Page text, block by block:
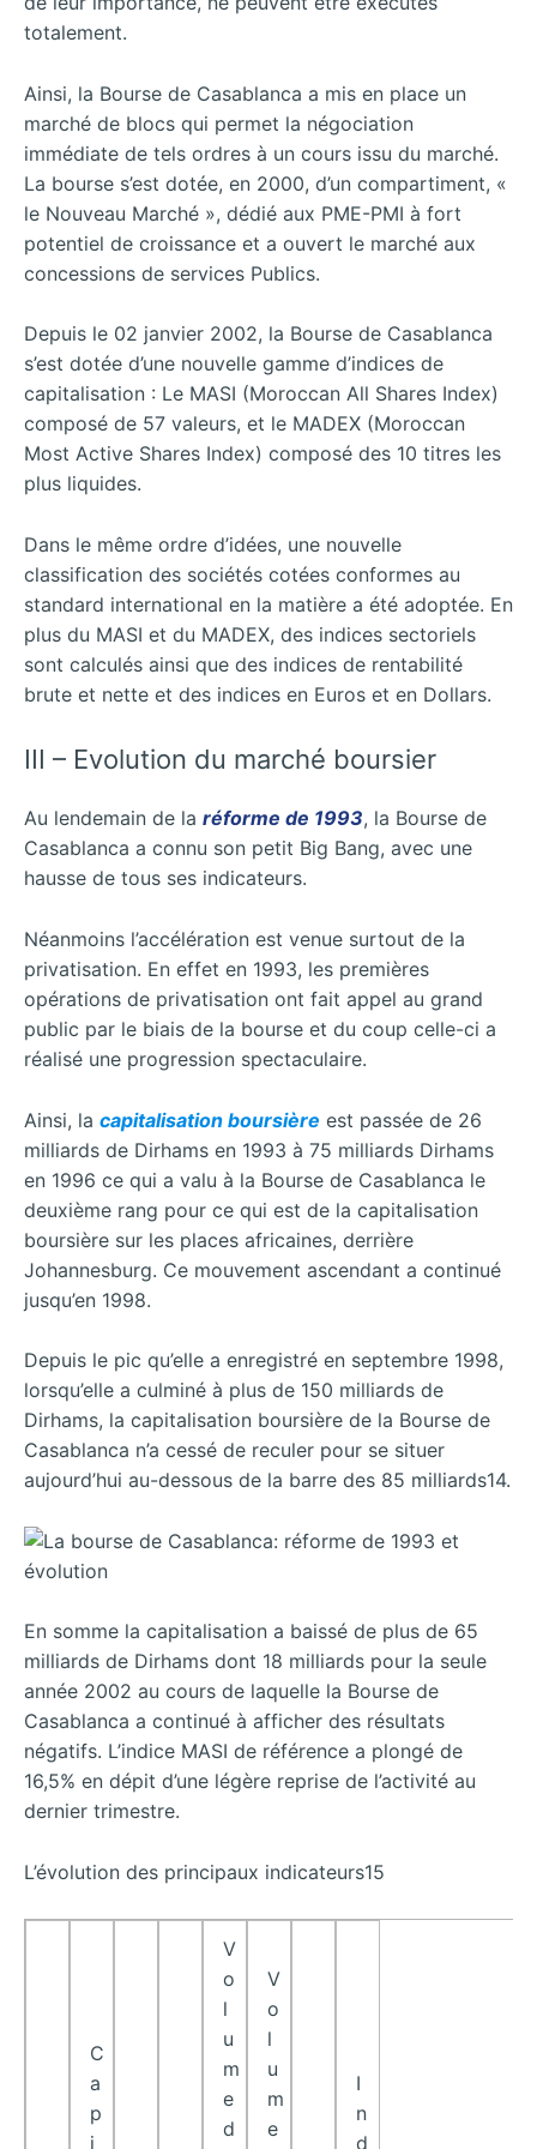
totalement.
Ainsi, la Bourse de Casablanca a mis en place un
marché de blocs qui permet la négociation
immédiate de tels ordres à un cours issu du marché.
La bourse s’est dotée, en 2000, d’un compartiment, «
le Nouveau Marché », dédié aux PME-PMI à fort
potentiel de croissance et a ouvert le marché aux
concessions de services Publics.
Depuis le 02 janvier 2002, la Bourse de Casablanca
s’est dotée d’une nouvelle gamme d’indices de
capitalisation : Le MASI (Moroccan All Shares Index)
composé de 57 valeurs, et le MADEX (Moroccan
Most Active Shares Index) composé des 10 titres les
plus liquides.
Dans le même ordre d’idées, une nouvelle
classification des sociétés cotées conformes au
standard international en la matière a été adoptée. En
plus du MASI et du MADEX, des indices sectoriels
sont calculés ainsi que des indices de rentabilité
brute et nette et des indices en Euros et en Dollars.
III – Evolution du marché boursier
Au lendemain de la réforme de 1993, la Bourse de
Casablanca a connu son petit Big Bang, avec une
hausse de tous ses indicateurs.
Néanmoins l’accélération est venue surtout de la
privatisation. En effet en 1993, les premières
opérations de privatisation ont fait appel au grand
public par le biais de la bourse et du coup celle-ci a
réalisé une progression spectaculaire.
Ainsi, la capitalisation boursière est passée de 26
milliards de Dirhams en 1993 à 75 milliards Dirhams
en 1996 ce qui a valu à la Bourse de Casablanca le
deuxième rang pour ce qui est de la capitalisation
boursière sur les places africaines, derrière
Johannesburg. Ce mouvement ascendant a continué
jusqu’en 1998.
Depuis le pic qu’elle a enregistré en septembre 1998,
lorsqu’elle a culminé à plus de 150 milliards de
Dirhams, la capitalisation boursière de la Bourse de
Casablanca n’a cessé de reculer pour se situer
aujourd’hui au-dessous de la barre des 85 milliards14.
En somme la capitalisation a baissé de plus de 65
milliards de Dirhams dont 18 milliards pour la seule
année 2002 au cours de laquelle la Bourse de
Casablanca a continué à afficher des résultats
négatifs. L’indice MASI de référence a plongé de
16,5% en dépit d’une légère reprise de l’activité au
dernier trimestre.
L’évolution des principaux indicateurs15
C
a
p
i
V
o
l
u
m
e
d
V
o
l
u
m
e
I
n
d